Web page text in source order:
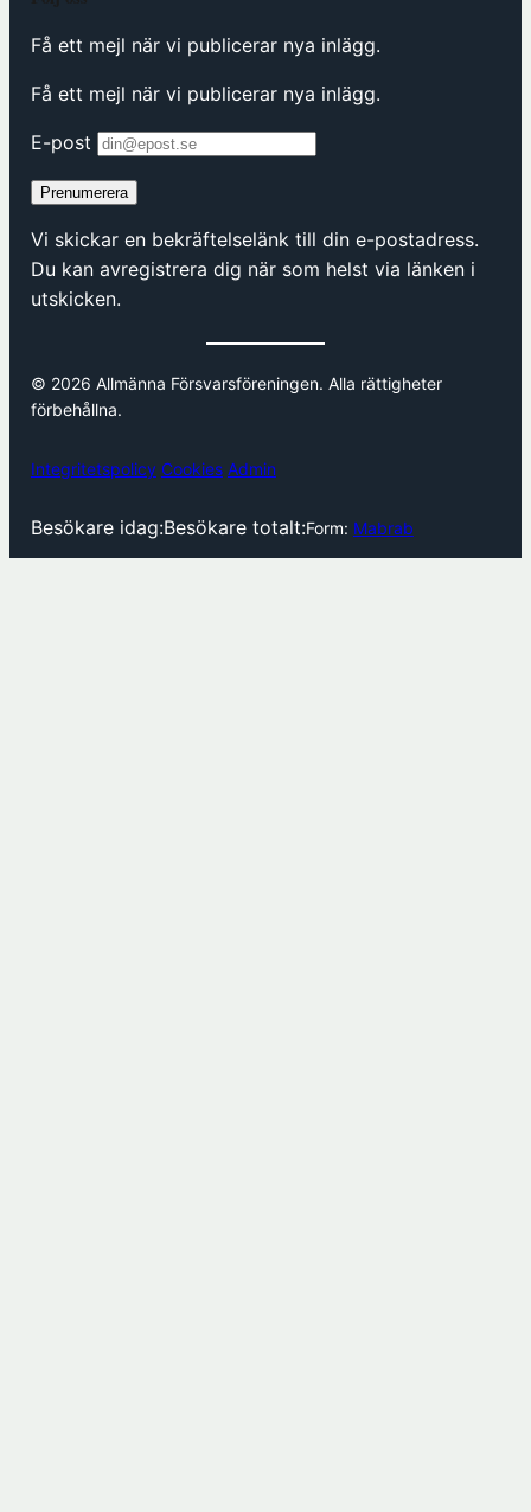
Få ett mejl när vi publicerar nya inlägg.
Få ett mejl när vi publicerar nya inlägg.
E-post
Prenumerera
Vi skickar en bekräftelselänk till din e-postadress.
Du kan avregistrera dig när som helst via länken i
utskicken.
© 2026 Allmänna Försvarsföreningen. Alla rättigheter
förbehållna.
Integritetspolicy Cookies Admin
Besökare idag:Besökare totalt:Form: Mabrab